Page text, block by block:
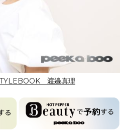
渡邉真理